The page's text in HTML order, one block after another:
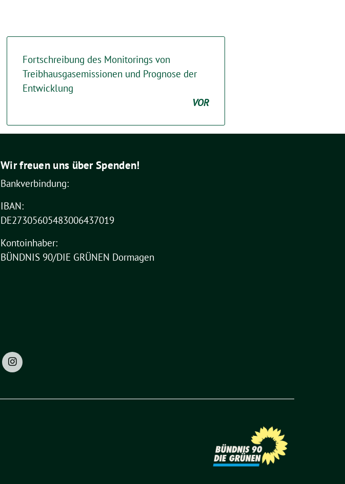
Fortschreibung des Monitorings von
Treibhausgasemissionen und Prognose der
Entwicklung
VOR
Wir freuen uns über Spenden!
Bankverbindung:
IBAN:
DE27305605483006437019
Kontoinhaber:
BÜNDNIS 90/DIE GRÜNEN Dormagen